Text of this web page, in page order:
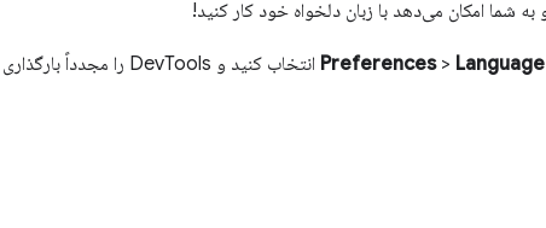
Preferences> Language
انتخاب کنید و DevTools را مجدداً بارگذاری